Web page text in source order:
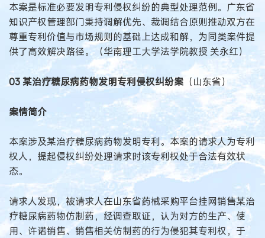
本案是标准必要发明专利侵权纠纷的典型处理范例。广东省
知识产权管理部门秉持调解优先、裁调结合原则推动双方在
尊重专利价值与市场规则的基础上达成和解，为同类案件提
供了高效解决路径。（华南理工大学法学院教授 关永红）
03 某治疗糖尿病药物发明专利侵权纠纷案 （山东省）
案情简介
本案涉及某治疗糖尿病药物发明专利。本案的请求人为专利
权人，提起侵权纠纷处理请求时该专利权处于合法有效状
态。
请求人发现，被请求人在山东省药械采购平台挂网销售某治
疗糖尿病药物仿制药，经调查取证，认为对方的生产、使
用、许诺销售、销售相关仿制药的行为侵犯其专利权，于